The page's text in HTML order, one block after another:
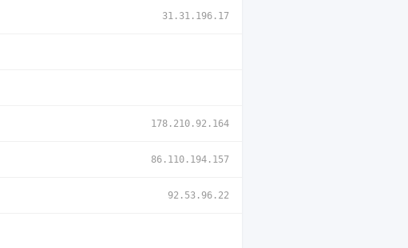
31.31.196.17
178.210.92.164
86.110.194.157
92.53.96.22